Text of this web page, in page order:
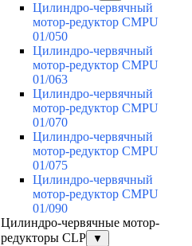
Цилиндро-червячный
мотор-редуктор CMPU
01/050
Цилиндро-червячный
мотор-редуктор CMPU
01/063
Цилиндро-червячный
мотор-редуктор CMPU
01/070
Цилиндро-червячный
мотор-редуктор CMPU
01/075
Цилиндро-червячный
мотор-редуктор CMPU
01/090
Цилиндро-червячные мотор-
редукторы CLP
▼